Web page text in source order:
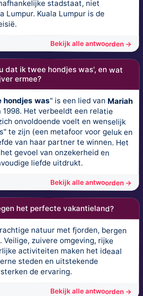
stadstaat, niet
Lumpur. Kuala Lumpur is de
Bekijk alle antwoorden →
dat ik twee hondjes was', en wat
ermee?
hondjes was" is een lied van Mariah
1998. Het verbeeldt een relatie
onvoldoende voelt en wenselijk
te zijn (een metafoor voor geluk en
van haar partner te winnen. Het
gevoel van onzekerheid en
liefde uitdrukt.
Bekijk alle antwoorden →
het perfecte vakantieland?
natuur met fjorden, bergen
zuivere omgeving, rijke
activiteiten maken het ideaal
steden en uitstekende
de ervaring.
Bekijk alle antwoorden →